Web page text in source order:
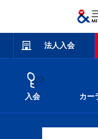
法人入会
入会 カー